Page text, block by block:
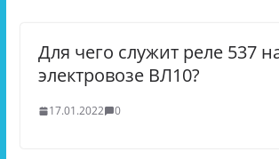
Для чего служит реле 537
электровозе ВЛ10?
17.01.2022 0